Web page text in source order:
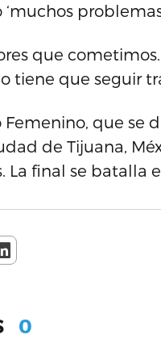
que
tiene que seguir
que se
de Tijuana,
La final se batalla
0